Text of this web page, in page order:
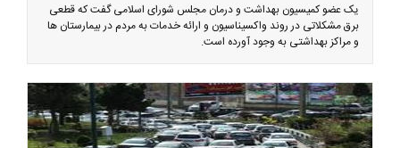
یک عضو کمیسیون بهداشت و درمان مجلس شورای اسلامی گفت که قطعی
برق مشکلاتی در روند واکسیناسیون و ارائه خدمات به مردم در بیمارستان ها
و مراکز بهداشتی به وجود آورده است.